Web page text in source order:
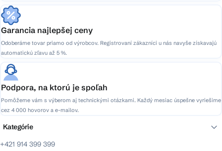
Garancia najlepšej ceny
Odoberáme tovar priamo od výrobcov. Registrovaní zákazníci u nás navyše získavajú
automatickú zľavu až 5 %.
Podpora, na ktorú je spoľah
Pomôžeme vám s výberom aj technickými otázkami. Každý mesiac úspešne vyriešime
cez 4 000 hovorov a e-mailov.
+421 914 399 399
Kategórie